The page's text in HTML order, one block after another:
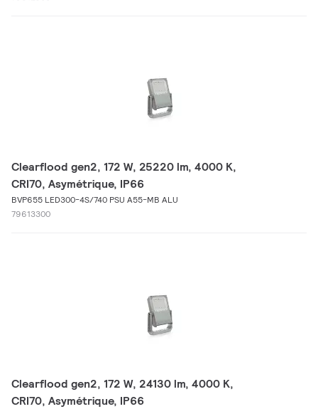
Clearflood gen2, 172 W, 25220 lm, 4000 K,
CRI70, Asymétrique, IP66
BVP655 LED300-4S/740 PSU A55-MB ALU
79613300
Clearflood gen2, 172 W, 24130 lm, 4000 K,
CRI70, Asymétrique, IP66